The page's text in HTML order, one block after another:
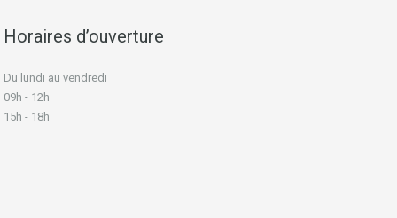
Horaires d’ouverture
Du lundi au vendredi
09h - 12h
15h - 18h